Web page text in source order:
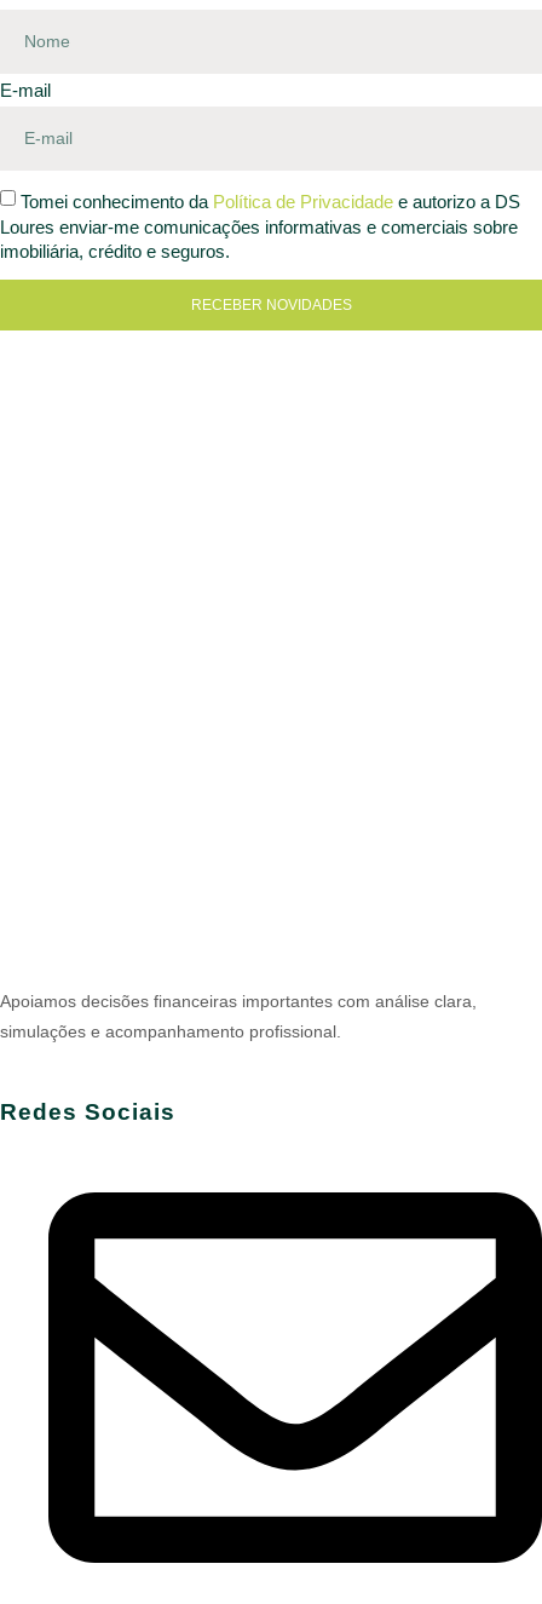
E-mail
Tomei conhecimento da Política de Privacidade e autorizo a DS
Loures enviar-me comunicações informativas e comerciais sobre
imobiliária, crédito e seguros.
RECEBER NOVIDADES
Apoiamos decisões financeiras importantes com análise clara,
simulações e acompanhamento profissional.
Redes Sociais